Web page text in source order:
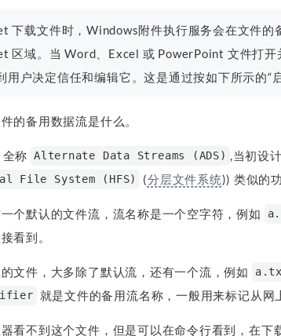
下载文件时，Windows附件执行服务会在文件的
区域。当 Word、Excel 或 PowerPoint 文件打开
用户决定信任和编辑它。这是通过按如下所示的“
的备用数据流是什么。
全称 Alternate Data Streams (ADS) ,当初设
File System (HFS) (分层文件系统)) 类似的
个默认的文件流，流名称是一个空字符，例如
看到。
文件，大多除了默认流，还有一个流，例如
就是文件的备用流名称，一般用来标记从网
看不到这个文件，但是可以在命令行看到，在下